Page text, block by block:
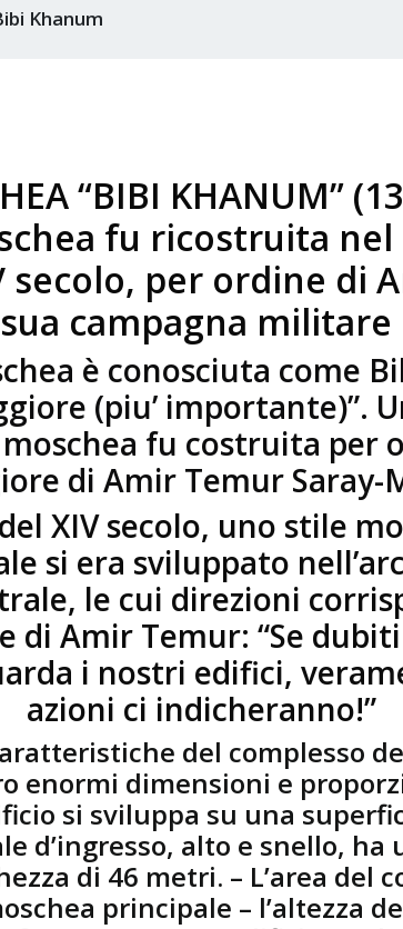
Khanum
“BIBI KHANUM”
fu ricostruita
secolo, per ordine di
campagna
è conosciuta come
(piu’ importante)”.
fu costruita per
di Amir Temur Saray-
XIV secolo, uno stile
si era sviluppato
le cui direzioni
di Amir Temur: “Se
i nostri edifici,
azioni ci indicheranno!”
del complesso
enormi dimensioni e
si sviluppa su una
d’ingresso, alto e snello, ha
di 46 metri. – L’area del
principale – l’altezza